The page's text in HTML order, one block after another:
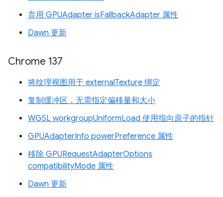
弃用 GPUAdapter isFallbackAdapter 属性
Dawn 更新
Chrome 137
将纹理视图用于 externalTexture 绑定
复制缓冲区，无需指定偏移量和大小
WGSL workgroupUniformLoad 使用指向原子的指针
GPUAdapterInfo powerPreference 属性
移除 GPURequestAdapterOptions
compatibilityMode 属性
Dawn 更新